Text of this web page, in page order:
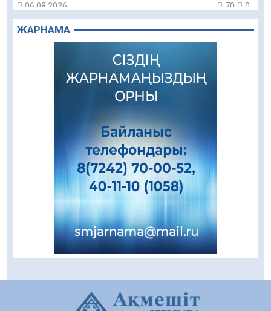
06.08.2026 70 0
Құрылтай сайлауы – азаматтық ұстанымды
танытатын маңызды қадам
Қызылордада «Саналы ұрпақ – жарқын
болашақ» атты кеңейтілген мәжіліс өтті
Open Air: Қызылорда облысы полиция
департаменті 20 мыңнан астам көрерменнің
қауіпсіздігін қамтамасыз етті
06.08.2026
Қазақстан Орталық Азиядағы көшуге ең
қолайлы ел атанды
06.08.2026
Жаңақорған ауданында құс фабрикасы
ЖАРНАМА